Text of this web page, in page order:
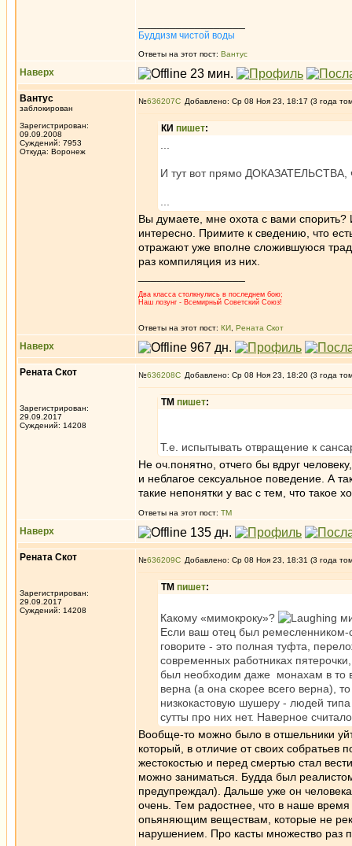
Буддизм чистой воды
Ответы на этот пост: Вантус
Наверх
Вантус
заблокирован
Зарегистрирован:
09.09.2008
Суждений: 7953
Откуда: Воронеж
№636207 Добавлено: Ср 08 Ноя 23, 18:17 (3 года
КИ пишет:
И тут вот прямо ДОКАЗАТЕЛЬСТВА,
Вы думаете, мне охота с вами
интересно. Примите к сведению, что
отражают уже вполне сложившуюся
раз компиляция из них.
Два класса столкнулись в последнем бою;
Наш лозунг - Всемирный Советский Союз!
Ответы на этот пост: КИ Рената Скот
Наверх
Рената Скот
Зарегистрирован:
29.09.2017
Суждений: 14208
№636208 Добавлено: Ср 08 Ноя 23, 18:20 (3 года
ТМ пишет:
Т.е. испытывать отвращение к
Не оч.понятно, отчего бы вдруг
и неблагое сексуальное поведение. А
такие непонятки у вас с тем, что такое
Ответы на этот пост: ТМ
Наверх
Рената Скот
Зарегистрирован:
29.09.2017
Суждений: 14208
№636209 Добавлено: Ср 08 Ноя 23, 18:31 (3 года
ТМ пишет:
Какому «мимокроку»?
Если ваш отец был
говорите - это полная туфта,
современных работниках
был необходим даже монахам в то
верна (а она скорее всего верна),
низкокастовую шушеру - людей
сутты про них нет. Наверное
Вообще-то можно было в отшельники
который, в отличие от своих собратьев
жестокостью и перед смертью стал
можно заниматься. Будда был
предупреждал). Дальше уже он
очень. Тем радостнее, что в наше
опьяняющим веществам, которые не
нарушением. Про касты множество раз